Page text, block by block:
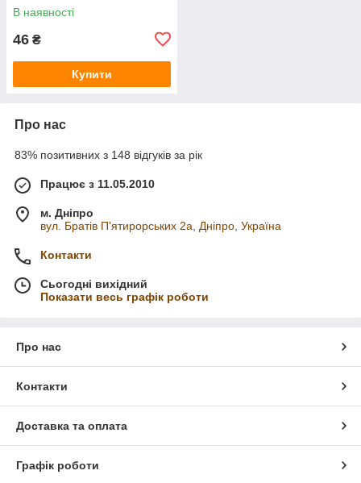
В наявності
46 ₴
Купити
Про нас
83% позитивних з 148 відгуків за рік
Працює з 11.05.2010
м. Дніпро
вул. Братів П'ятирорських 2а, Дніпро, Україна
Контакти
Сьогодні вихідний
Показати весь графік роботи
Про нас
Контакти
Доставка та оплата
Графік роботи